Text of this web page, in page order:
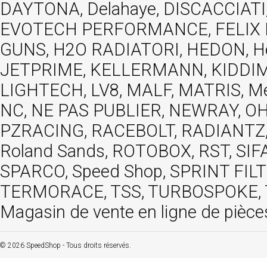
DAYTONA, Delahaye,
EVOTECH PERFORMANCE,
GUNS, H2O RADIATORI, HEDON,
JETPRIME, KELLERMANN,
LIGHTECH, LV8, MALF, MATRIS,
NC, NE PAS PUBLIER, NEWRAY,
PZRACING, RACEBOLT,
Roland Sands, ROTOBOX, RST,
SPARCO, Speed Shop, SPRINT
TERMORACE, TSS,
Magasin de vente en ligne de
© 2026 SpeedShop - Tous droits réservés.